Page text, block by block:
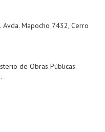
Avda. Mapocho 7432, Cerro
de Obras Públicas.